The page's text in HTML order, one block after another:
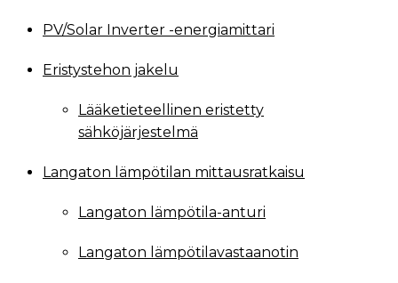
PV/Solar Inverter -energiamittari
Eristystehon jakelu
Lääketieteellinen eristetty
sähköjärjestelmä
Langaton lämpötilan mittausratkaisu
Langaton lämpötila-anturi
Langaton lämpötilavastaanotin